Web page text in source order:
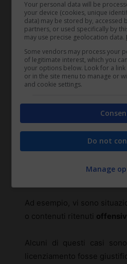
Inoltre, il lavoratore
danneggiare la
Le leggi anti-diffamazione
di cause legali coloro che
In definitiva, i lavoratori
rispettare la reputazione e
Casistiche
Numerosi casi giudiziari
Ad esempio, vi sono
o contenuti ritenuti
Alcuni di questi casi
licenziamento fosse
Your personal data will be
your device (cookies, unique
data) may be stored by, accessed
partners, or used specifically by
may use precise geolocation data.
Some vendors may process your
of legitimate interest, which you
your options below. Look for a
or in the site menu to manage or
and cookie settings.
Do not
Manage